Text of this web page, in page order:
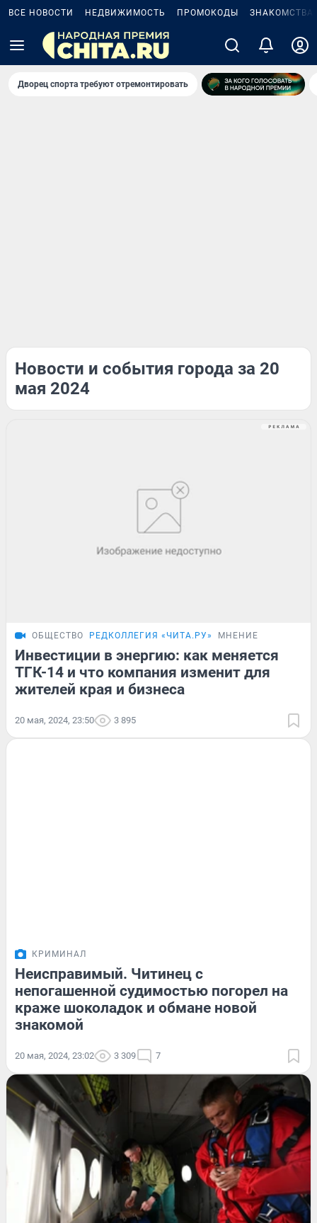
ВСЕ НОВОСТИ НЕДВИЖИМОСТЬ ПРОМОКОДЫ ЗНАКОМСТВА
Дворец спорта требуют отремонтировать
Новости и события города за 20
мая 2024
ОБЩЕСТВО РЕДКОЛЛЕГИЯ «ЧИТА.РУ» МНЕНИЕ
Инвестиции в энергию: как меняется
ТГК-14 и что компания изменит для
жителей края и бизнеса
20 мая, 2024, 23:50 3 895
КРИМИНАЛ
Неисправимый. Читинец с
непогашенной судимостью погорел на
краже шоколадок и обмане новой
знакомой
20 мая, 2024, 23:02 3 309 7